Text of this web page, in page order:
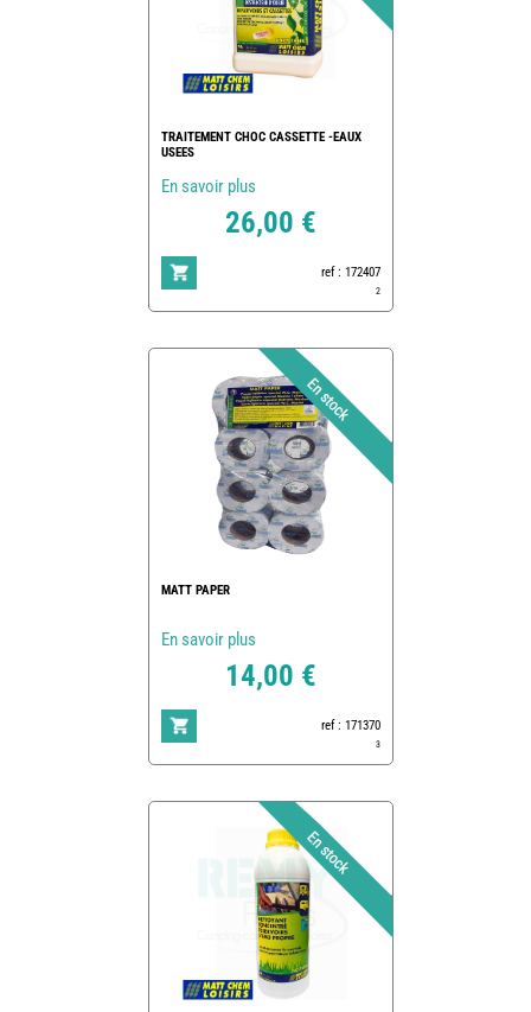
TRAITEMENT CHOC CASSETTE -EAUX
USEES
En savoir plus
26,00 €
ref : 172407
2
MATT PAPER
En savoir plus
14,00 €
ref : 171370
3